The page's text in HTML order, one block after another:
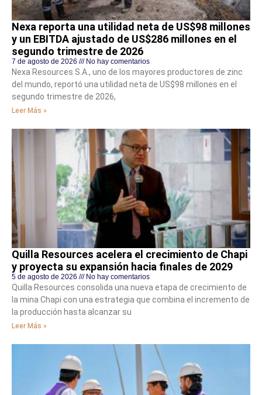
Nexa reporta una utilidad neta de US$98 millones
y un EBITDA ajustado de US$286 millones en el
segundo trimestre de 2026
7 de agosto de 2026 No hay comentarios
Nexa Resources S.A., uno de los mayores productores de zinc
del mundo, reportó una utilidad neta de US$98 millones en el
segundo trimestre de 2026,
Leer Más »
Quilla Resources acelera el crecimiento de Chapi
y proyecta su expansión hacia finales de 2029
5 de agosto de 2026 No hay comentarios
Quilla Resources consolida una nueva etapa de crecimiento de
la mina Chapi con una estrategia que combina el incremento de
la producción hasta alcanzar su
Leer Más »